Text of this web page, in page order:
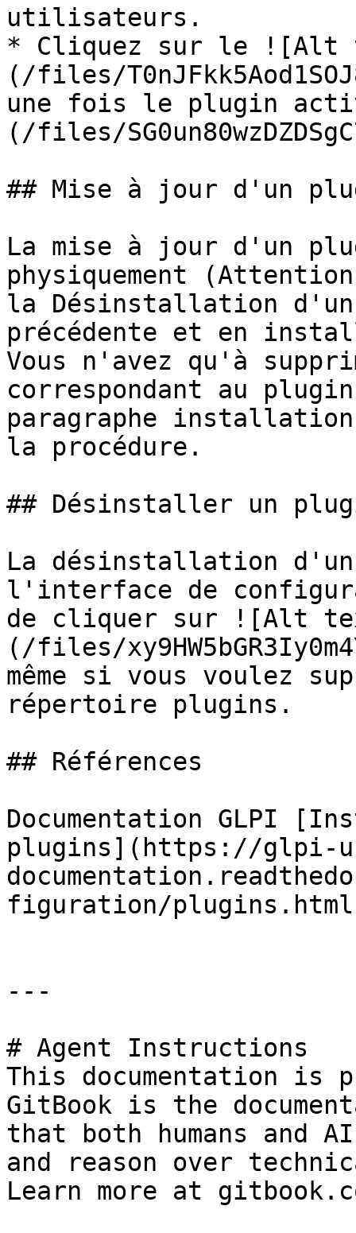
utilisateurs.
* Cliquez sur le ![Alt
(/files/
une fois le plugin
(/files/
## Mise à jour d'un
La mise à jour d'un
physiquement
la Désinstallation
précédente et en
Vous n'avez qu'à
correspondant au
paragraphe
la procédure.
## Désinstaller un
La désinstallation
l'interface de
de cliquer sur ![Alt
(/files/
même si vous voulez
répertoire plugins.
## Références
Documentation GLPI
plugins](https://glpi-
figuration/
---
# Agent Instructions
This documentation is
GitBook is the
that both humans and
and reason over
Learn more at